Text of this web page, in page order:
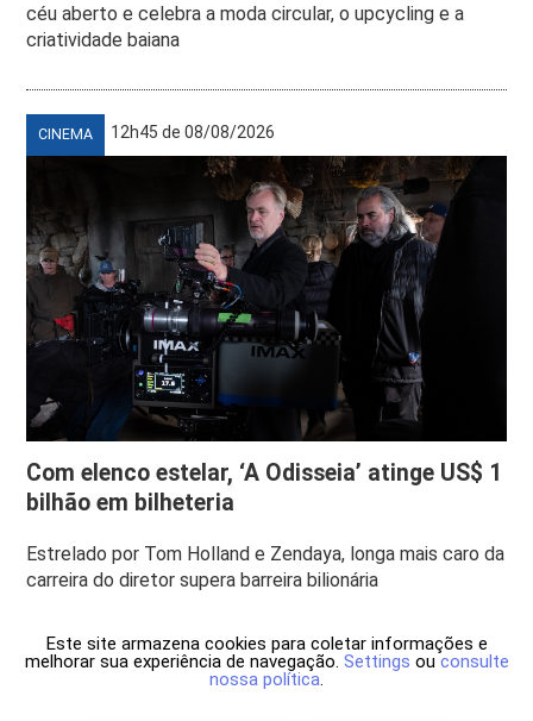
céu aberto e celebra a moda circular, o upcycling e a
criatividade baiana
CINEMA 12h45 de 08/08/2026
Com elenco estelar, ‘A Odisseia’ atinge US$ 1
bilhão em bilheteria
Estrelado por Tom Holland e Zendaya, longa mais caro da
carreira do diretor supera barreira bilionária
Este site armazena cookies para coletar informações e
melhorar sua experiência de navegação. Settings ou consulte
nossa política.